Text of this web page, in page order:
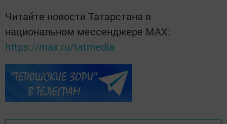
Читайте новости Татарстана в
национальном мессенджере MАХ:
https://max.ru/tatmedia